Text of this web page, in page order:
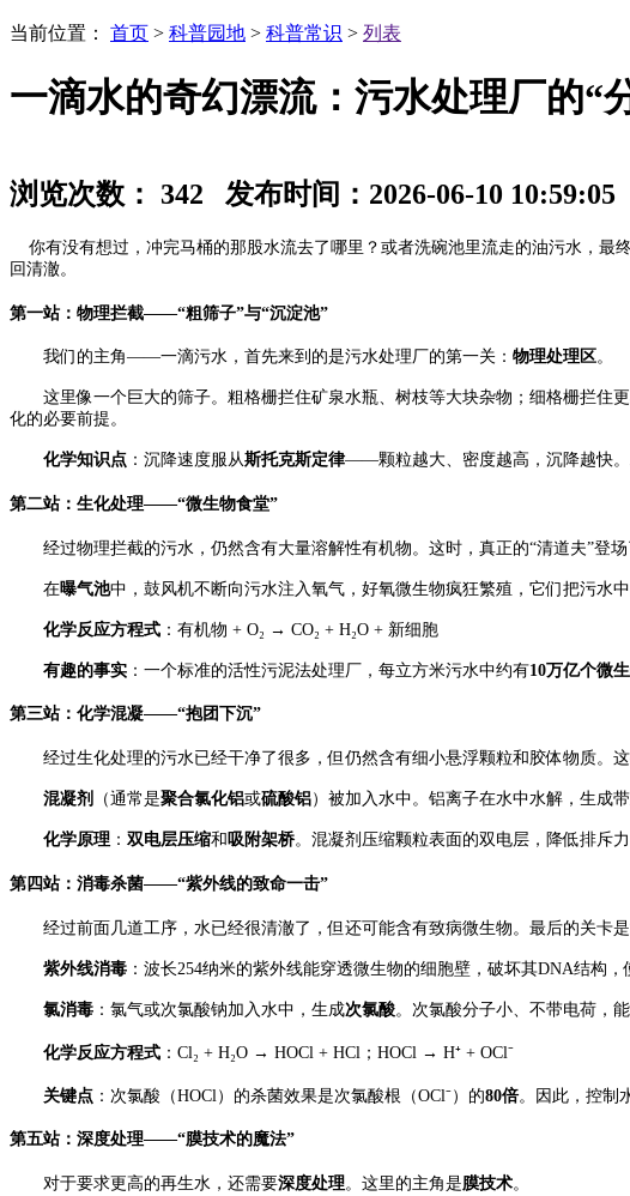
当前位置： 首页 > 科普园地 > 科普常识 > 列表
一滴水的奇幻漂流：污水处理厂的“
浏览次数： 342 发布时间：2026-06-10
你有没有想过，冲完马桶的那股水流去了哪里？或者洗碗池里流走的油污水，最
回清澈。
第一站：物理拦截——“粗筛子”与“沉淀池”
我们的主角——一滴污水，首先来到的是污水处理厂的第一关： 物理处理区。
这里像一个巨大的筛子。粗格栅拦住矿泉水瓶、树枝等大块杂物；细格栅拦住更
化的必要前提。
化学知识点 ：沉降速度服从斯托克斯定律——颗粒越大、密度越高，沉降越快。
第二站：生化处理——“微生物食堂”
经过物理拦截的污水，仍然含有大量溶解性有机物。这时，真正的“清道夫”登
在曝气池中，鼓风机不断向污水注入氧气，好氧微生物疯狂繁殖，它们把污水
化学反应方程式 ： 有机物 + O₂ → CO₂ + H₂O + 新细胞
有趣的事实 ：一个标准的活性污泥法处理厂，每立方米污水中约有10万亿个微
第三站：化学混凝——“抱团下沉”
经过生化处理的污水已经干净了很多，但仍然含有细小悬浮颗粒和胶体物质。这
混凝剂 （通常是聚合氯化铝或硫酸铝）被加入水中。铝离子在水中水解，生成
化学原理 ： 双电层压缩和吸附架桥。混凝剂压缩颗粒表面的双电层，降低排斥
第四站：消毒杀菌——“紫外线的致命一击”
经过前面几道工序，水已经很清澈了，但还可能含有致病微生物。最后的关卡是
紫外线消毒 ：波长254纳米的紫外线能穿透微生物的细胞壁，破坏其DNA结构
氯消毒 ：氯气或次氯酸钠加入水中，生成次氯酸。次氯酸分子小、不带电荷，
化学反应方程式 ： Cl₂ + H₂O → HOCl + HCl； HOCl → H⁺ + OCl⁻
关键点 ：次氯酸（HOCl）的杀菌效果是次氯酸根（OCl⁻）的80倍。因此，控制
第五站：深度处理——“膜技术的魔法”
对于要求更高的再生水，还需要深度处理。这里的主角是膜技术。